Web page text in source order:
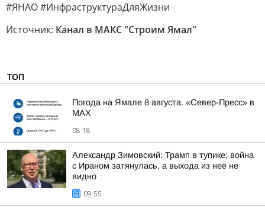
#ЯНАО #ИнфраструктураДляЖизни
Источник: Канал в МАКС "Строим Ямал"
ТОП
Погода на Ямале 8 августа. «Север-Пресс» в
MAX
08:18
Александр Зимовский: Трамп в тупике: война
с Ираном затянулась, а выхода из неё не
видно
09:55